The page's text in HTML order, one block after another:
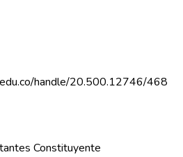
handle/20.500.12746/468
Constituyente